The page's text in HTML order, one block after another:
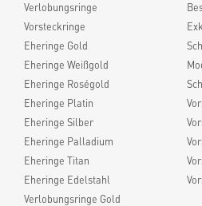
Verlobungsringe
Vorsteckringe
Eheringe Gold
Eheringe Weißgold
Eheringe Roségold
Eheringe Platin
Eheringe Silber
Eheringe Palladium
Eheringe Titan
Eheringe Edelstahl
Verlobungsringe Gold